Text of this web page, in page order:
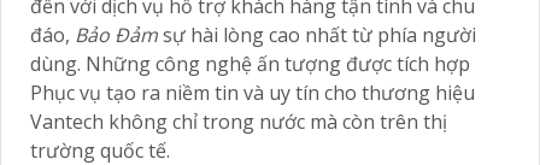
đến với dịch vụ hỗ trợ khách hàng tận tình và chu
đáo, Bảo Đảmsự hài lòng cao nhất từ phía người
dùng. Những công nghệ ấn tượng được tích hợp
Phục vụ tạo ra niềm tin và uy tín cho thương hiệu
Vantech không chỉ trong nước mà còn trên thị
trường quốc tế.